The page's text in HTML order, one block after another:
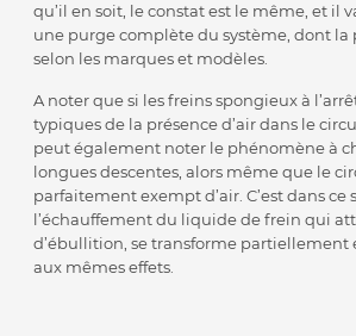
qu’il en soit, le constat est le même, et il
une purge complète du système, dont la
selon les marques et modèles.
A noter que si les freins spongieux à
typiques de la présence d’air dans le
peut également noter le phénomène à
longues descentes, alors même que le
parfaitement exempt d’air. C’est dans ce
l’échauffement du liquide de frein qui
d’ébullition, se transforme partiellement
aux mêmes effets.